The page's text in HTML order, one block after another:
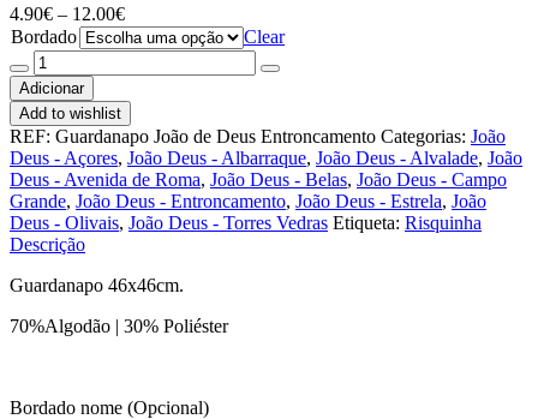
4.90€ – 12.00€Price
range:
4.90€
through
12.00€
Bordado
Clear
Quantidade
de
Guardanapo
Adicionar
Add to wishlist
REF: Guardanapo João de Deus Entroncamento Categorias: João
Deus - Açores, João Deus - Albarraque, João Deus - Alvalade, João
Deus - Avenida de Roma, João Deus - Belas, João Deus - Campo
Grande, João Deus - Entroncamento, João Deus - Estrela, João
Deus - Olivais, João Deus - Torres Vedras Etiqueta: Risquinha
Descrição
Guardanapo 46x46cm.
70%Algodão | 30% Poliéster
Bordado nome (Opcional)